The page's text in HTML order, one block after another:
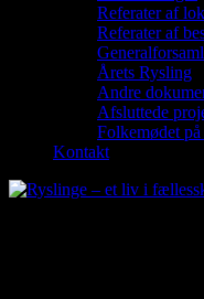
Referater af
Referater af
Årets Rysling
Andre
Afsluttede
Folkemødet
Kontakt